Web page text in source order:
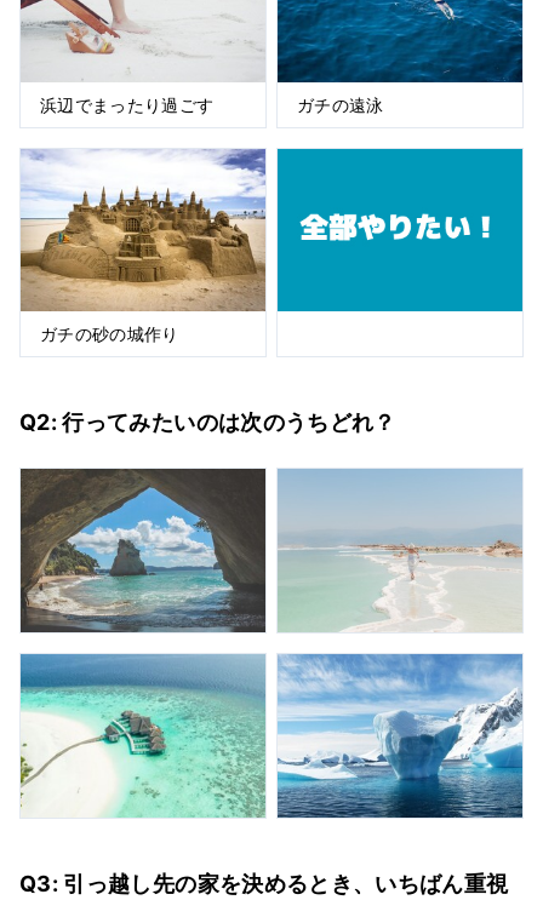
浜辺でまったり過ごす ガチの遠泳
ガチの砂の城作り
Q2: 行ってみたいのは次のうちどれ？
Q3: 引っ越し先の家を決めるとき、いちばん重視